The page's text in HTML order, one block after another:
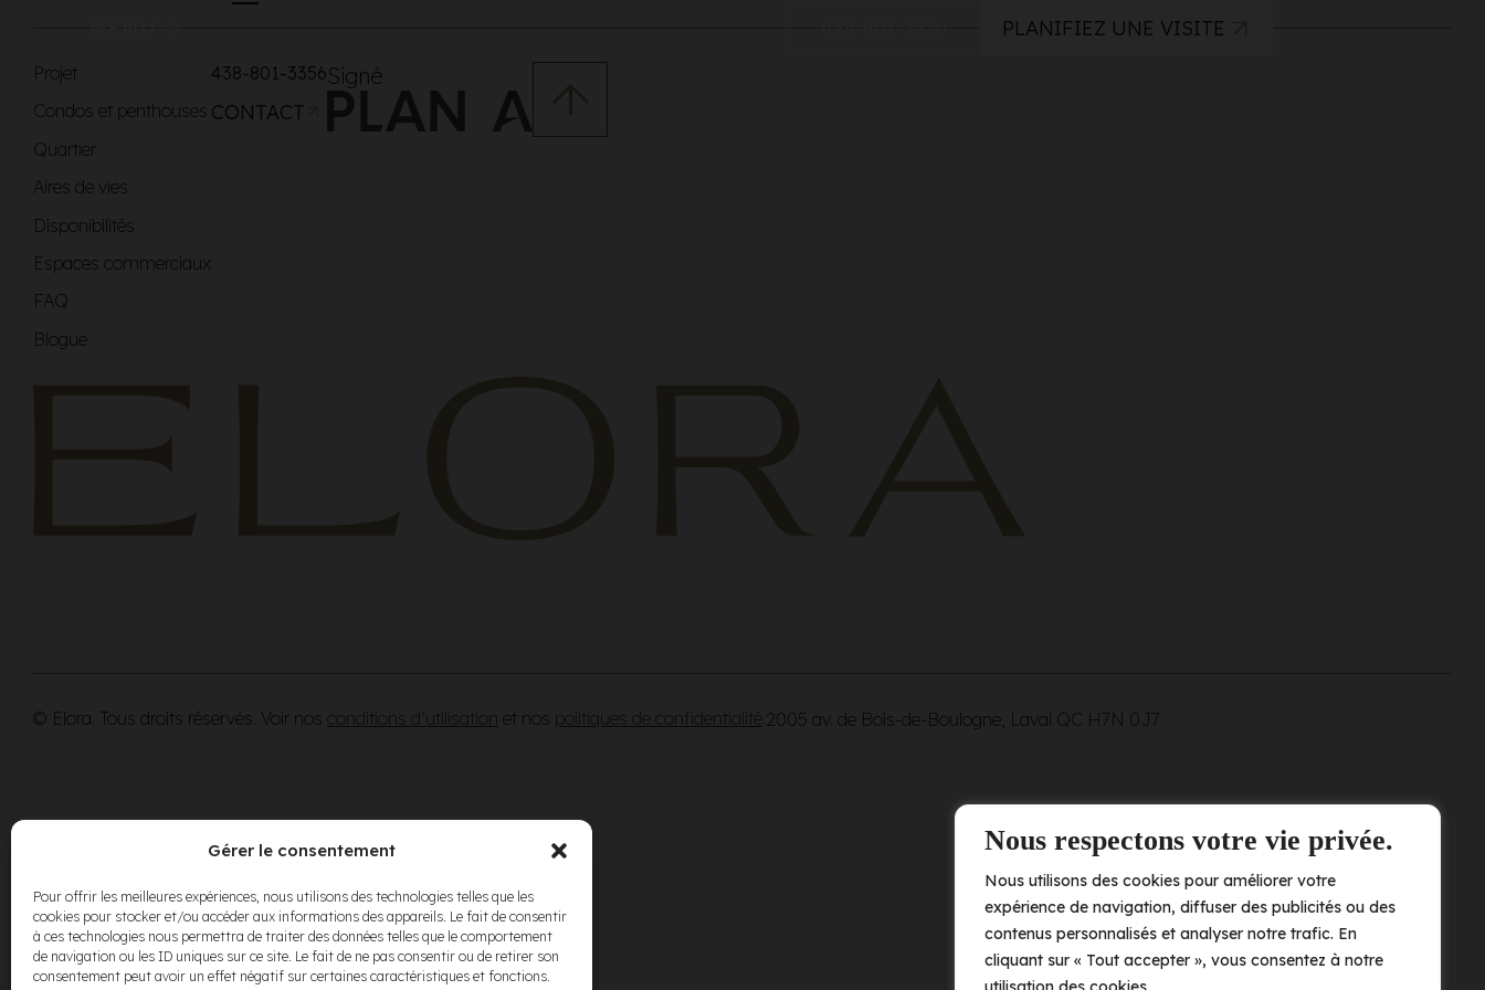
Nous respectons votre vie privée.
Nous utilisons des cookies pour améliorer votre
expérience de navigation, diffuser des publicités ou des
contenus personnalisés et analyser notre trafic. En
cliquant sur « Tout accepter », vous consentez à notre
Gérer le consentement
Pour offrir les meilleures expériences, nous utilisons des technologies telles que les
cookies pour stocker et/ou accéder aux informations des appareils. Le fait de consentir
à ces technologies nous permettra de traiter des données telles que le comportement
de navigation ou les ID uniques sur ce site. Le fait de ne pas consentir ou de retirer son
consentement peut avoir un effet négatif sur certaines caractéristiques et fonctions.
MENU PLANIFIEZ UNE VISITE
Projet
Condos et penthouses
Quartier
Aires de vies
Disponibilités
Espaces commerciaux
FAQ
Blogue
438-801-3356
CONTACT
Signé
© Elora. Tous droits réservés. Voir nos conditions d’utilisation et nos politiques de confidentialité 2005 av. de Bois-de-Boulogne, Laval QC H7N 0J7